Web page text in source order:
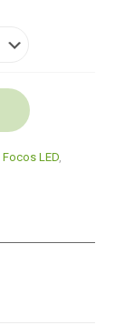
Focos LED,